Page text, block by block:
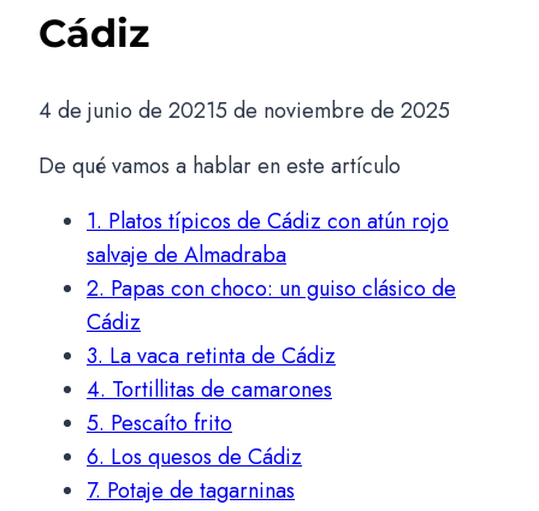
Cádiz
4 de junio de 20215 de noviembre de 2025
De qué vamos a hablar en este artículo
1.Platos típicos de Cádiz con atún rojo
salvaje de Almadraba
2.Papas con choco: un guiso clásico de
Cádiz
3.La vaca retinta de Cádiz
4.Tortillitas de camarones
5.Pescaíto frito
6.Los quesos de Cádiz
7.Potaje de tagarninas